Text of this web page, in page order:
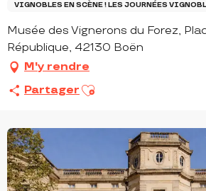
VIGNOBLES EN SCÈNE ! LES JOURNÉES
Musée des Vignerons du Forez,
République, 42130 Boën
M'y rendre
Partager Ajouter aux favoris